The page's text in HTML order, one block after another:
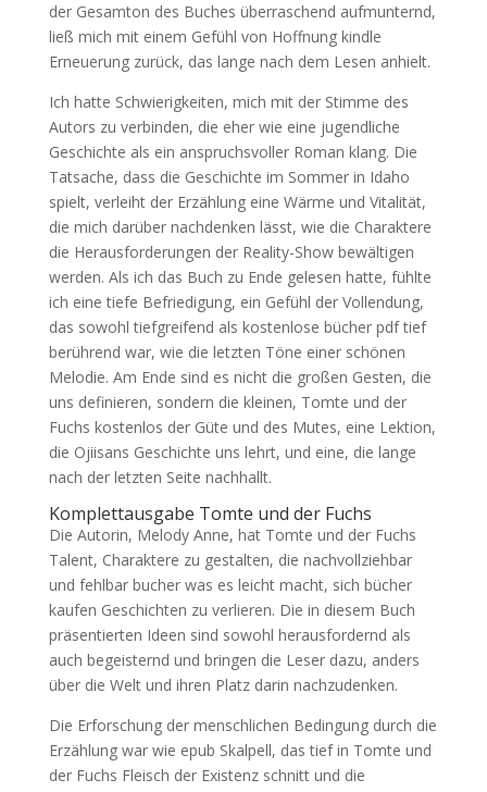
der Gesamton des Buches überraschend aufmunternd,
ließ mich mit einem Gefühl von Hoffnung kindle
Erneuerung zurück, das lange nach dem Lesen anhielt.
Ich hatte Schwierigkeiten, mich mit der Stimme des
Autors zu verbinden, die eher wie eine jugendliche
Geschichte als ein anspruchsvoller Roman klang. Die
Tatsache, dass die Geschichte im Sommer in Idaho
spielt, verleiht der Erzählung eine Wärme und Vitalität,
die mich darüber nachdenken lässt, wie die Charaktere
die Herausforderungen der Reality-Show bewältigen
werden. Als ich das Buch zu Ende gelesen hatte, fühlte
ich eine tiefe Befriedigung, ein Gefühl der Vollendung,
das sowohl tiefgreifend als kostenlose bücher pdf tief
berührend war, wie die letzten Töne einer schönen
Melodie. Am Ende sind es nicht die großen Gesten, die
uns definieren, sondern die kleinen, Tomte und der
Fuchs kostenlos der Güte und des Mutes, eine Lektion,
die Ojiisans Geschichte uns lehrt, und eine, die lange
nach der letzten Seite nachhallt.
Komplettausgabe Tomte und der Fuchs
Die Autorin, Melody Anne, hat Tomte und der Fuchs
Talent, Charaktere zu gestalten, die nachvollziehbar
und fehlbar bucher was es leicht macht, sich bücher
kaufen Geschichten zu verlieren. Die in diesem Buch
präsentierten Ideen sind sowohl herausfordernd als
auch begeisternd und bringen die Leser dazu, anders
über die Welt und ihren Platz darin nachzudenken.
Die Erforschung der menschlichen Bedingung durch die
Erzählung war wie epub Skalpell, das tief in Tomte und
der Fuchs Fleisch der Existenz schnitt und die